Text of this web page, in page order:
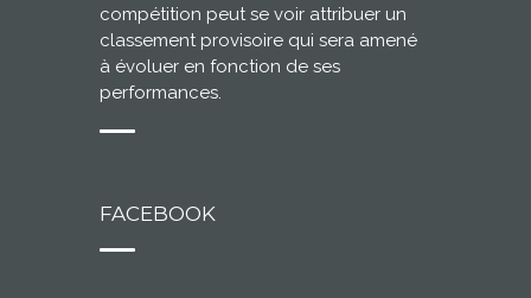
compétition peut se voir attribuer un
classement provisoire qui sera amené
à évoluer en fonction de ses
performances.
FACEBOOK